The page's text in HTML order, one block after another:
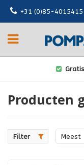
+31 (0)85-4015415
Producten
Filter
Meest